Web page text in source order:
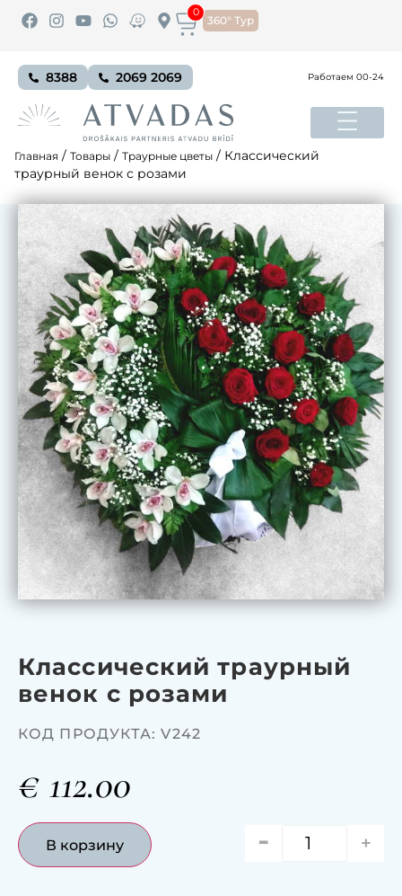
360° Тур
0
8388 2069 2069 Работаем 00-24
Главная / Товары / Траурные цветы / Классический
траурный венок с розами
Классический траурный
венок с розами
КОД ПРОДУКТА: V242
€ 112.00
- +
В корзину